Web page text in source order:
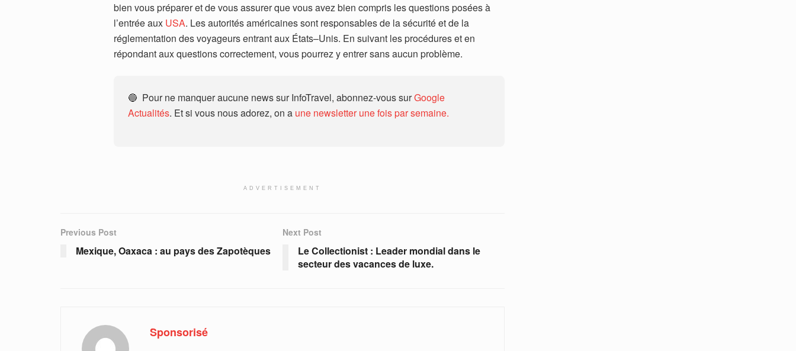
bien vous préparer et de vous assurer que vous avez bien compris les questions posées à
l’entrée aux USA. Lesautoritésaméricainessont responsablesde lasécuritéetde la
réglementation desvoyageursentrantaux États–Unis. En suivant lesprocédureseten
répondantauxquestionscorrectement, vouspourrezy entrersansaucun problème.
🔵 Pour ne manquer aucune news sur InfoTravel, abonnez-vous surGoogle
Actualités. Et si vous nous adorez, on a une newsletter une fois par semaine.
ADVERTISEMENT
Previous Post
Mexique, Oaxaca : au pays des Zapotèques
Next Post
Le Collectionist : Leader mondial dans le
secteur des vacances de luxe.
Sponsorisé